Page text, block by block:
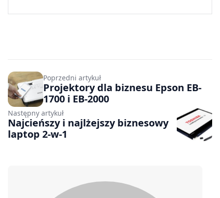
Poprzedni artykuł
Projektory dla biznesu Epson EB-
1700 i EB-2000
Następny artykuł
Najcieńszy i najlżejszy biznesowy
laptop 2-w-1